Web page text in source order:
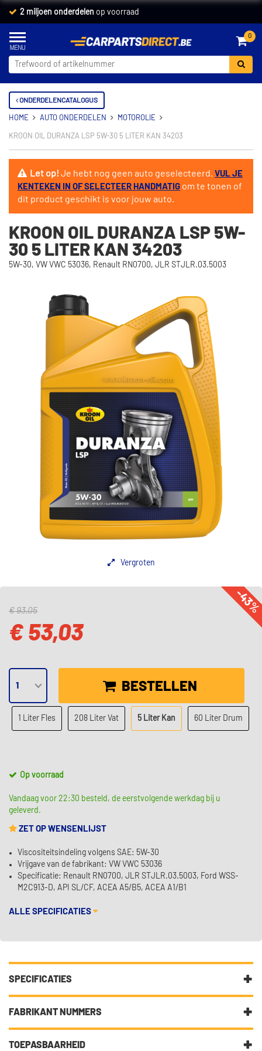
2 miljoen onderdelen op voorraad
0
ONDERDELENCATALOGUS
HOME AUTO ONDERDELEN MOTOROLIE
KROON OIL DURANZA LSP 5W-30 5 LITER KAN 34203
Let op!Je hebt nog geen auto geselecteerd. VUL JE
KENTEKEN IN OF SELECTEER HANDMATIG om te tonen of
dit product geschikt is voor jouw auto.
KROON OIL DURANZA LSP 5W-
30 5 LITER KAN 34203
5W-30, VW VWC 53036, Renault RN0700, JLR STJLR.03.5003
Vergroten
-
€ 93,05
€ 53,03
BESTELLEN
1 Liter Fles 208 Liter Vat 5 Liter Kan 60 Liter Drum
Op voorraad
Vandaag voor 22:30 besteld, de eerstvolgende werkdag bij u
geleverd.
ZET OP WENSENLIJST
Viscositeitsindeling volgens SAE: 5W-30
Vrijgave van de fabrikant: VW VWC 53036
Specificatie: Renault RN0700, JLR STJLR.03.5003, Ford WSS-
M2C913-D, API SL/CF, ACEA A5/B5, ACEA A1/B1
ALLE SPECIFICATIES
SPECIFICATIES
Fabrikantcode
Merk Kroon Oil
FABRIKANT NUMMERS
5W-30
TOEPASBAARHEID